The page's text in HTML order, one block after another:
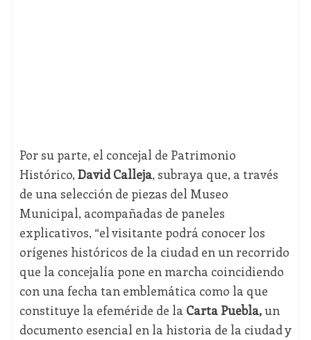
Por su parte, el concejal de Patrimonio
Histórico, David Calleja, subraya que, a través
de una selección de piezas del Museo
Municipal, acompañadas de paneles
explicativos, “el visitante podrá conocer los
orígenes históricos de la ciudad en un recorrido
que la concejalía pone en marcha coincidiendo
con una fecha tan emblemática como la que
constituye la efeméride de la Carta Puebla,un
documento esencial en la historia de la ciudad y